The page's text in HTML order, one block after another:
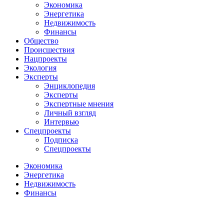
Экономика
Энергетика
Недвижимость
Финансы
Общество
Происшествия
Нацпроекты
Экология
Эксперты
Энциклопедия
Эксперты
Экспертные мнения
Личный взгляд
Интервью
Спецпроекты
Подписка
Спецпроекты
Экономика
Энергетика
Недвижимость
Финансы